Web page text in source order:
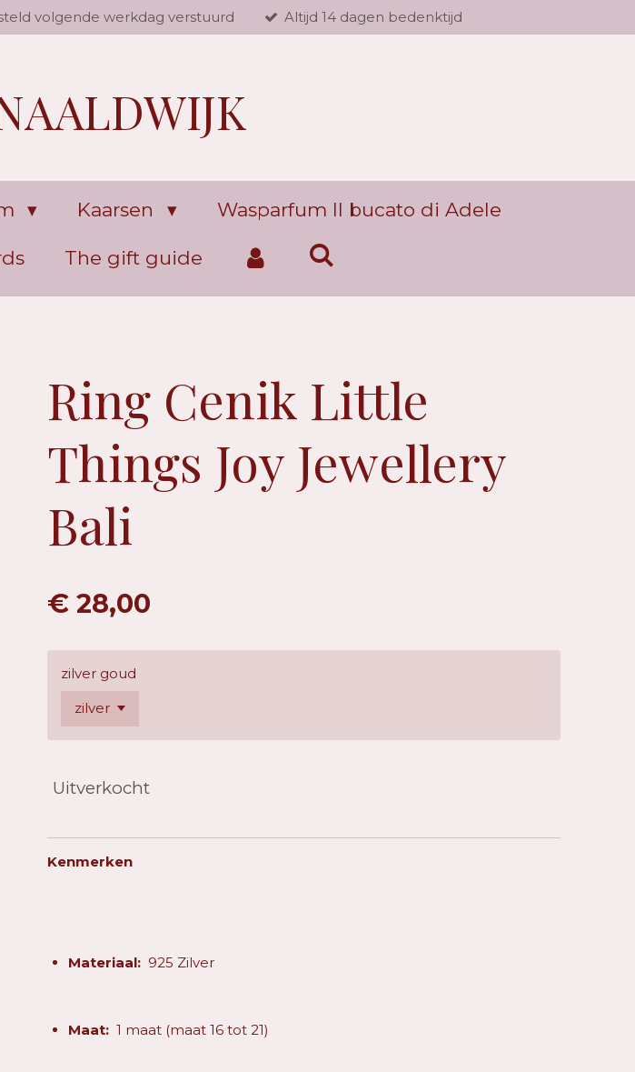
volgende werkdag verstuurd Altijd 14 dagen bedenktijd
Kaarsen Wasparfum Il bucato di Adele
The gift guide
Ring Cenik Little
Things Joy Jewellery
Bali
€ 28,00
zilver goud
Uitverkocht
Kenmerken
Materiaal: 925 Zilver
Maat: 1 maat (maat 16 tot 21)